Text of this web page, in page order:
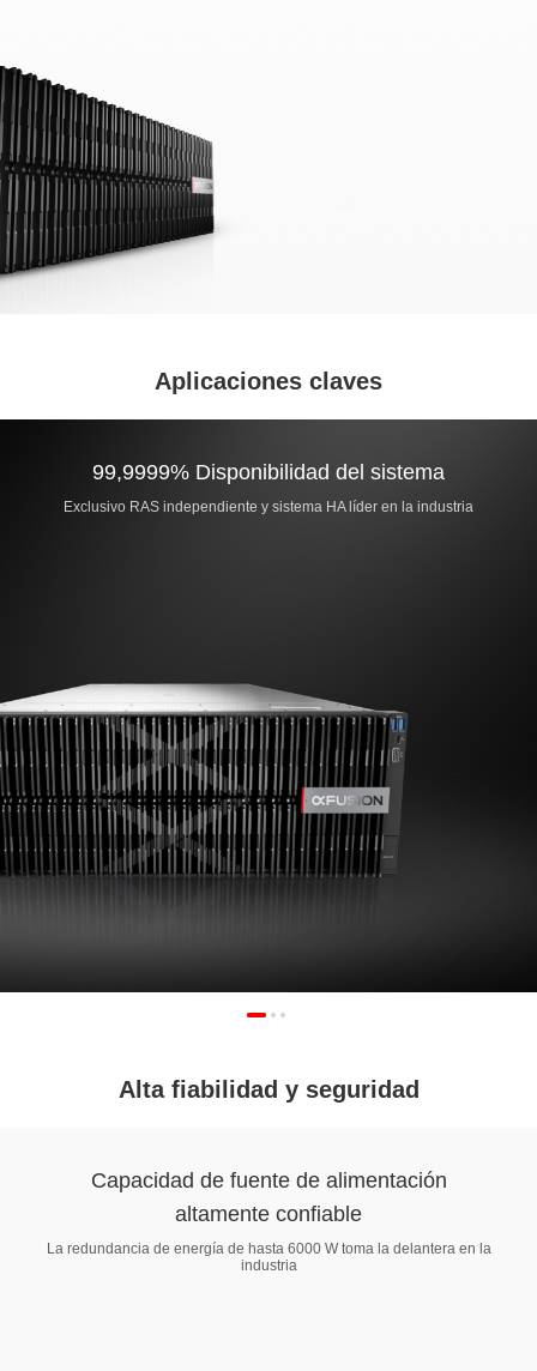
Aplicaciones claves
99,9999% Disponibilidad del sistema
Exclusivo RAS independiente y sistema HA líder en la industria
Alta fiabilidad y seguridad
Capacidad de fuente de alimentación
altamente confiable
La redundancia de energía de hasta 6000 W toma la delantera en la
industria